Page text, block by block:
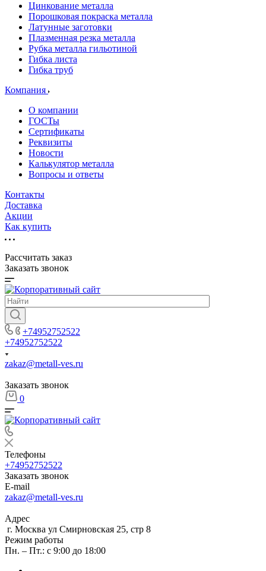
Цинкование металла
Порошковая покраска металла
Латунные заготовки
Плазменная резка металла
Рубка металла гильотиной
Гибка листа
Гибка труб
Компания
О компании
ГОСТы
Сертификаты
Реквизиты
Новости
Калькулятор металла
Вопросы и ответы
Контакты
Доставка
Акции
Как купить
Рассчитать заказ
Заказать звонок
+74952752522
+74952752522
zakaz@metall-ves.ru
Заказать звонок
0
Телефоны
+74952752522
Заказать звонок
E-mail
zakaz@metall-ves.ru
Адрес
г. Москва ул Смирновская 25, стр 8
Режим работы
Пн. – Пт.: с 9:00 до 18:00